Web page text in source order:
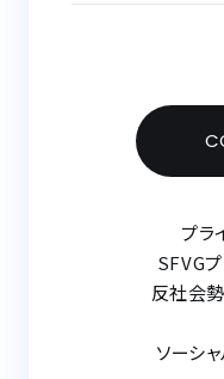
プラ
SFVG
反社会
ソーシ